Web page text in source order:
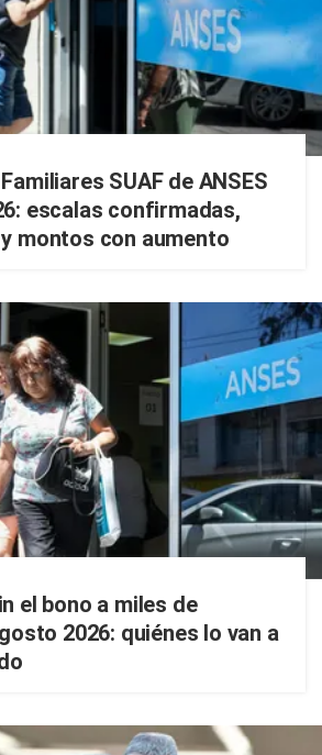
SUAF de ANSES
escalas confirmadas,
montos con aumento
el bono a miles de
2026: quiénes lo van a